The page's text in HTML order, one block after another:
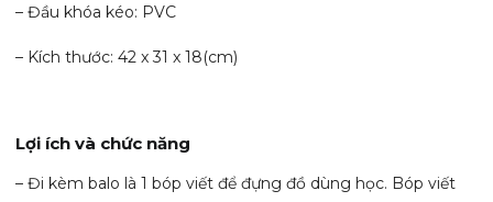
– Đầu khóa kéo: PVC
– Kích thước: 42 x 31 x 18(cm)
Lợi ích và chức năng
– Đi kèm balo là 1 bóp viết để đựng đồ dùng học. Bóp viết